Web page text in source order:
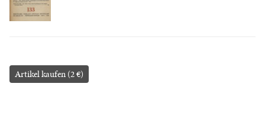
Artikel kaufen (2 €)